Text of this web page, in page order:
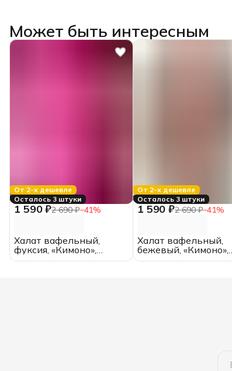
Может быть интересным
От 2-х дешевле
Осталось 3 штуки
1 590 ₽2 690 ₽−41%
Халат вафельный,
фуксия, «Кимоно»,
размер 44, (унисекс)
От 2-х дешевле
Осталось 3 штуки
1 590 ₽2 690 ₽−41%
Халат вафельный,
бежевый, «Кимоно»,
размер 44, (унисекс)